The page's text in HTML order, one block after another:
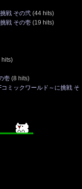
戦 その弐 (44 hits)
戦 その壱 (19 hits)
hits)
壱 (8 hits)
ミックワールド～に挑戦 そ